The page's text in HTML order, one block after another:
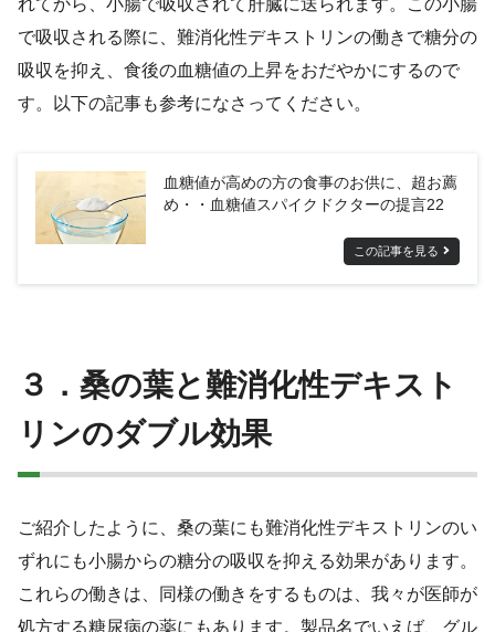
れてから、小腸で吸収されて肝臓に送られます。この小腸
で吸収される際に、難消化性デキストリンの働きで糖分の
吸収を抑え、食後の血糖値の上昇をおだやかにするので
す。以下の記事も参考になさってください。
血糖値が高めの方の食事のお供に、超お薦
め・・血糖値スパイクドクターの提言22
この記事を見る
３．桑の葉と難消化性デキスト
リンのダブル効果
ご紹介したように、桑の葉にも難消化性デキストリンのい
ずれにも小腸からの糖分の吸収を抑える効果があります。
これらの働きは、同様の働きをするものは、我々が医師が
処方する糖尿病の薬にもあります。製品名でいえば、グル